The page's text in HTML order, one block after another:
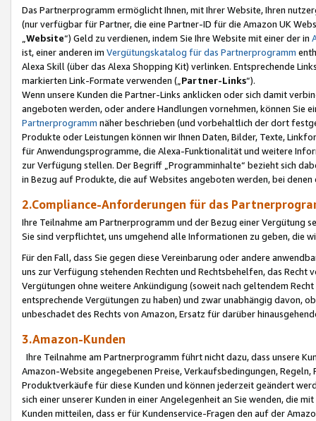
Das Partnerprogramm ermöglicht Ihnen, mit Ihrer Website, Ihren
(nur verfügbar für Partner, die eine Partner-ID für die Amazon UK
Website“) Geld zu verdienen, indem Sie Ihre Website mit einer der in
ist, einer anderen im Vergütungskatalog für das Partnerprogramm
Alexa Skill (über das Alexa Shopping Kit) verlinken. Entsprechende
markierten Link-Formate verwenden („ Partner-Links“).
Wenn unsere Kunden die Partner-Links anklicken oder sich damit
angeboten werden, oder andere Handlungen vornehmen, können Sie
Partnerprogramm näher beschrieben (und vorbehaltlich der dort
Produkte oder Leistungen können wir Ihnen Daten, Bilder, Texte,
für Anwendungsprogramme, die Alexa-Funktionalität und weitere
zur Verfügung stellen. Der Begriff „Programminhalte“ bezieht sich
in Bezug auf Produkte, die auf Websites angeboten werden, bei
2.Compliance-Anforderungen für das
Ihre Teilnahme am Partnerprogramm und der Bezug einer Vergütung
Sie sind verpflichtet, uns umgehend alle Informationen zu geben, die
Für den Fall, dass Sie gegen diese Vereinbarung oder andere
uns zur Verfügung stehenden Rechten und Rechtsbehelfen, das
Vergütungen ohne weitere Ankündigung (soweit nach geltendem
entsprechende Vergütungen zu haben) und zwar unabhängig davon,
unbeschadet des Rechts von Amazon, Ersatz für darüber
3.Amazon-Kunden
Ihre Teilnahme am Partnerprogramm führt nicht dazu, dass unsere
Amazon-Website angegebenen Preise, Verkaufsbedingungen,
Produktverkäufe für diese Kunden und können jederzeit geändert
sich einer unserer Kunden in einer Angelegenheit an Sie wenden, die
Kunden mitteilen, dass er für Kundenservice-Fragen den auf der